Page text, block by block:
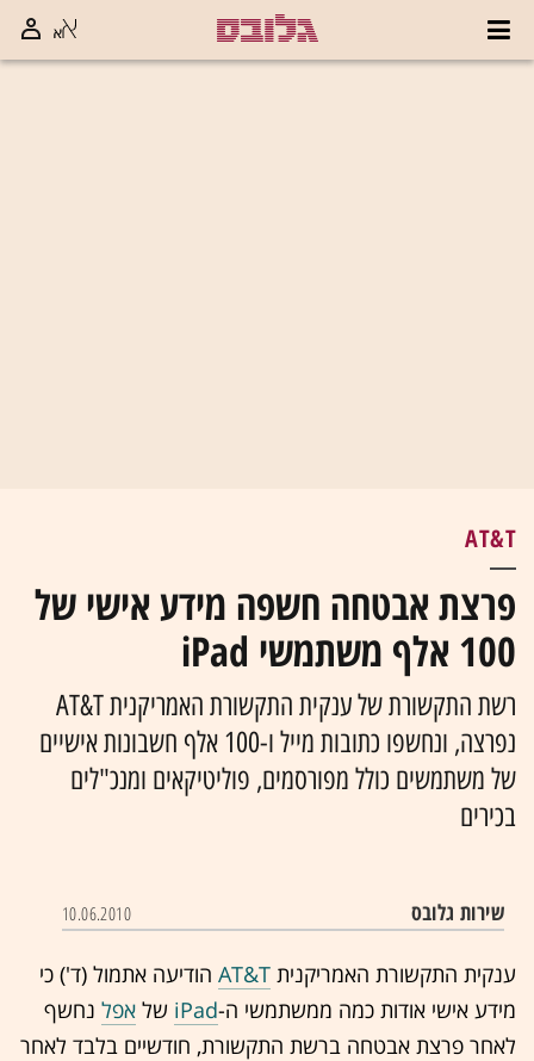
AT&T
פרצת אבטחה חשפה מידע אישי של
100 אלף משתמשי iPad
נפרצה, ונחשפו כתובות מייל ו-100 אלף חשבונות אישיים
של משתמשים כולל מפורסמים, פוליטיקאים ומנכ"לים
בכירים
שירות גלובס 10.06.2010
הודיעה אתמול (ד') כי
מידע אישי אודות כמה ממשתמשי ה-iPad של אפל נחשף
לאחר פרצת אבטחה ברשת התקשורת, חודשיים בלבד לאחר